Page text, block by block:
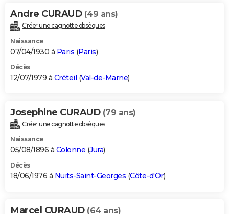
Andre CURAUD (49 ans)
Créer une cagnotte obsèques
Naissance
07/04/1930 à Paris (Paris)
Décès
12/07/1979 à Créteil (Val-de-Marne)
Josephine CURAUD (79 ans)
Créer une cagnotte obsèques
Naissance
05/08/1896 à Colonne (Jura)
Décès
18/06/1976 à Nuits-Saint-Georges (Côte-d'Or)
Marcel CURAUD (64 ans)